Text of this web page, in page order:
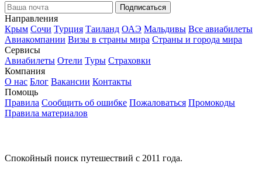
Подписаться
Направления
Крым Сочи Турция Таиланд ОАЭ Мальдивы Все авиабилеты
Авиакомпании Визы в страны мира Страны и города мира
Сервисы
Авиабилеты Отели Туры Страховки
Компания
О нас Блог Вакансии Контакты
Помощь
Правила Сообщить об ошибке Пожаловаться Промокоды
Правила материалов
Спокойный поиск путешествий с 2011 года.